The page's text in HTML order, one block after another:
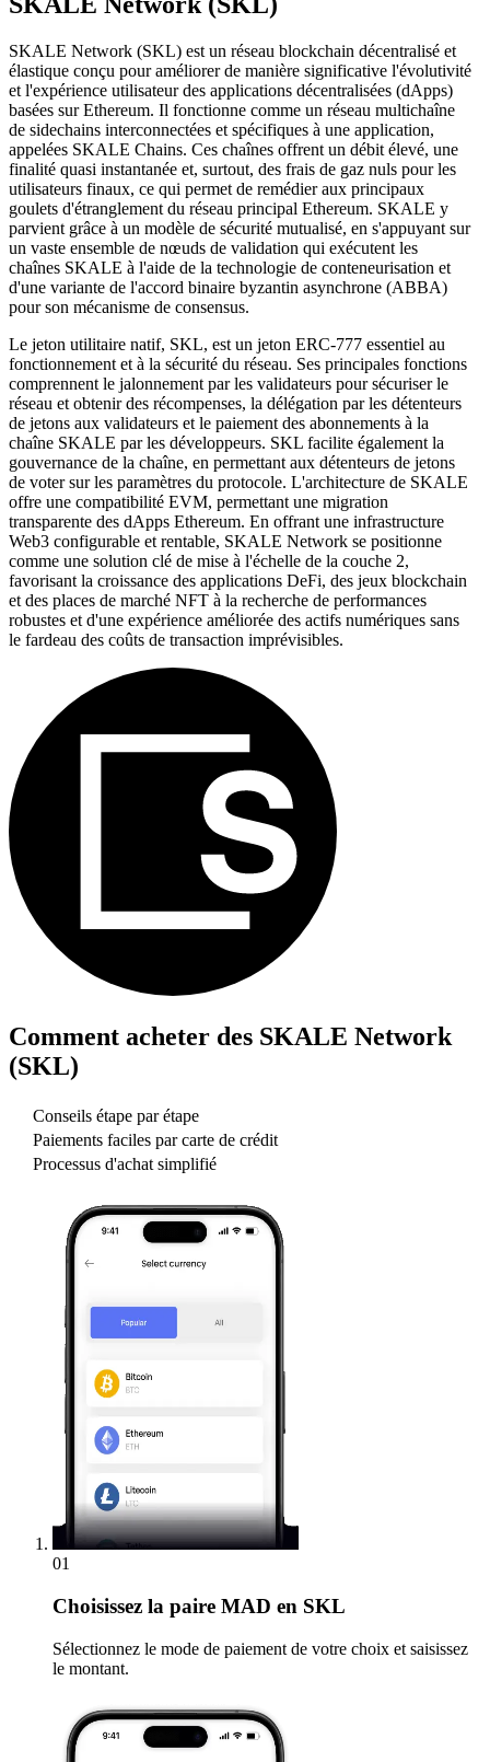
SKALE Network (SKL) est un réseau blockchain décentralisé et
élastique conçu pour améliorer de manière significative l'évolutivité
et l'expérience utilisateur des applications décentralisées (dApps)
basées sur Ethereum. Il fonctionne comme un réseau multichaîne
de sidechains interconnectées et spécifiques à une application,
appelées SKALE Chains. Ces chaînes offrent un débit élevé, une
finalité quasi instantanée et, surtout, des frais de gaz nuls pour les
utilisateurs finaux, ce qui permet de remédier aux principaux
goulets d'étranglement du réseau principal Ethereum. SKALE y
parvient grâce à un modèle de sécurité mutualisé, en s'appuyant sur
un vaste ensemble de nœuds de validation qui exécutent les
chaînes SKALE à l'aide de la technologie de conteneurisation et
d'une variante de l'accord binaire byzantin asynchrone (ABBA)
pour son mécanisme de consensus.
Le jeton utilitaire natif, SKL, est un jeton ERC-777 essentiel au
fonctionnement et à la sécurité du réseau. Ses principales fonctions
comprennent le jalonnement par les validateurs pour sécuriser le
réseau et obtenir des récompenses, la délégation par les détenteurs
de jetons aux validateurs et le paiement des abonnements à la
chaîne SKALE par les développeurs. SKL facilite également la
gouvernance de la chaîne, en permettant aux détenteurs de jetons
de voter sur les paramètres du protocole. L'architecture de SKALE
offre une compatibilité EVM, permettant une migration
transparente des dApps Ethereum. En offrant une infrastructure
Web3 configurable et rentable, SKALE Network se positionne
comme une solution clé de mise à l'échelle de la couche 2,
favorisant la croissance des applications DeFi, des jeux blockchain
et des places de marché NFT à la recherche de performances
robustes et d'une expérience améliorée des actifs numériques sans
le fardeau des coûts de transaction imprévisibles.
Comment acheter des SKALE Network
(SKL)
Conseils étape par étape
Paiements faciles par carte de crédit
Processus d'achat simplifié
01
Choisissez la paire MAD en SKL
Sélectionnez le mode de paiement de votre choix et saisissez
le montant.